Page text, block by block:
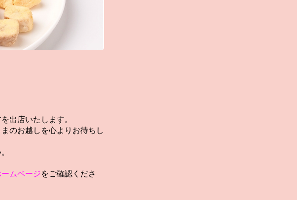
出店いたします。
のお越しを心よりお待ちし
ムページをご確認くださ